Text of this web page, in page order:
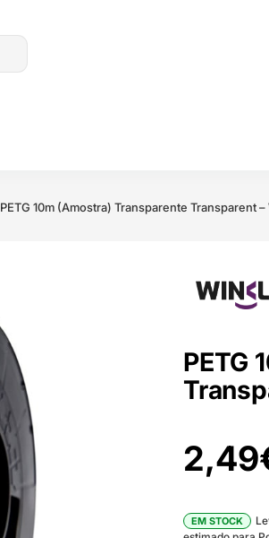
PETG 10m (Amostra) Transparente Transparent –
PETG
2,49
EM STOCK